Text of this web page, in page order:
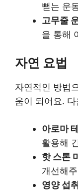
뻗는 운
고무줄
을 통해
자연 요법
자연적인 방법
움이 되어요.
아로마
활용해
핫 스톤
개선해
영양 섭취